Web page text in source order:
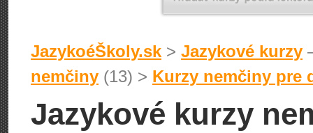
JazykoéŠkoly.sk > Jazykové kurzy
nemčiny (13) > Kurzy nemčiny pre
Jazykové kurzy